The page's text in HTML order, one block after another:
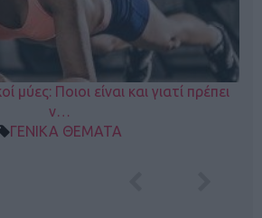
μύες: Ποιοι είναι και γιατί πρέπει
ν…
ΓΕΝΙΚΑ ΘΕΜΑΤΑ